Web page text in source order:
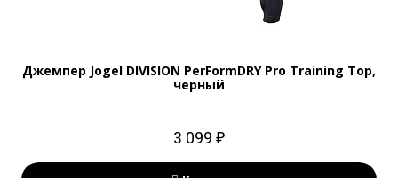
Джемпер Jogel DIVISION PerFormDRY Pro Training Top,
черный
3 099 ₽